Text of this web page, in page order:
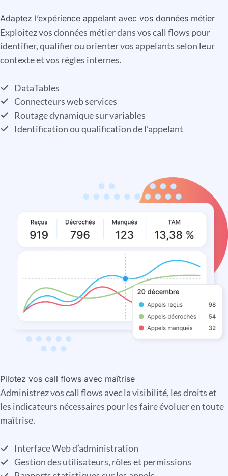
Adaptez l’expérience appelant avec vos données métier
Exploitez vos données métier dans vos call flows pour
identifier, qualifier ou orienter vos appelants selon leur
contexte et vos règles internes.
DataTables
Connecteurs web services
Routage dynamique sur variables
Identification ou qualification de l’appelant
Pilotez vos call flows avec maîtrise
Administrez vos call flows avec la visibilité, les droits et
les indicateurs nécessaires pour les faire évoluer en toute
maîtrise.
Interface Web d’administration
Gestion des utilisateurs, rôles et permissions